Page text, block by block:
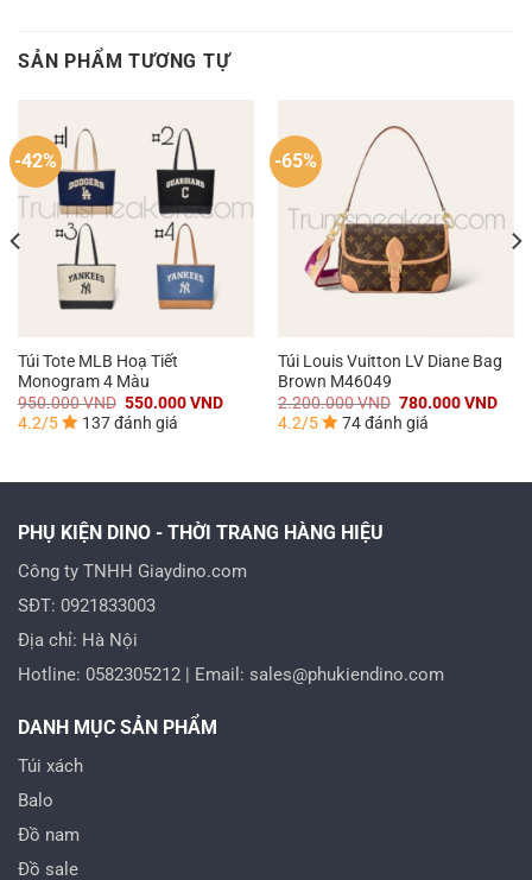
SẢN PHẨM TƯƠNG TỰ
-42%
Túi Tote MLB Hoạ Tiết
Monogram 4 Màu
950.000VND Giá
gốc
là:
550.000VNDGiá
4.2/5 137 đánh giá
-65%
Túi Louis Vuitton LV Diane Bag
Brown M46049
2.200.000VND Giá
gốc
là:
780.000VNDGiá
4.2/5 74 đánh giá
PHỤ KIỆN DINO - THỜI TRANG HÀNG HIỆU
Công ty TNHH Giaydino.com
SĐT: 0921833003
Địa chỉ: Hà Nội
Hotline: 0582305212 | Email: sales@phukiendino.com
DANH MỤC SẢN PHẨM
Túi xách
Balo
Đồ nam
Đồ sale